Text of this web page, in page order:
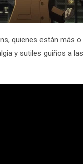
quienes están
y sutiles guiños a